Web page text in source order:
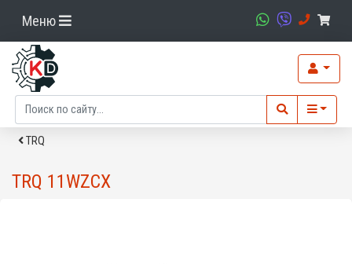
Меню
TRQ
TRQ 11WZCX